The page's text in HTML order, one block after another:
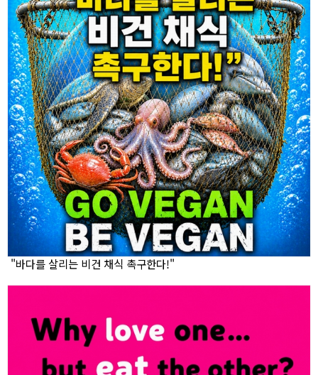
"바다를 살리는 비건 채식 촉구한다!"